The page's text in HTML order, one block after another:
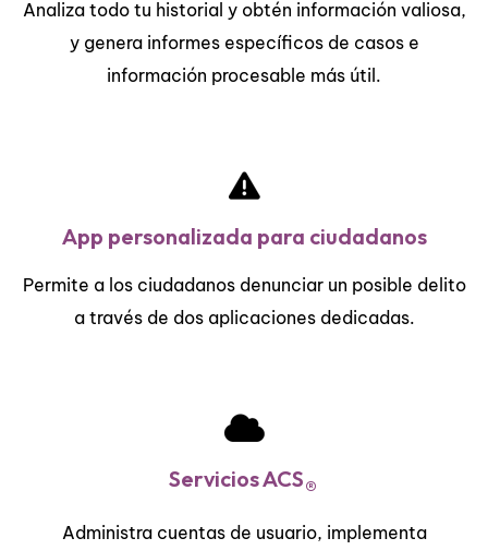
Analiza todo tu historial y obtén información valiosa,
y genera informes específicos de casos e
información procesable más útil.
App personalizada para ciudadanos
Permite a los ciudadanos denunciar un posible delito
a través de dos aplicaciones dedicadas.
Servicios ACS®
Administra cuentas de usuario, implementa